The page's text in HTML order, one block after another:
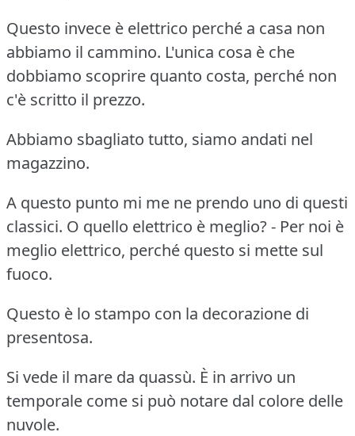
Questo invece è elettrico perché a casa non
abbiamo il cammino. L'unica cosa è che
dobbiamo scoprire quanto costa, perché non
c'è scritto il prezzo.
Abbiamo sbagliato tutto, siamo andati nel
magazzino.
A questo punto mi me ne prendo uno di questi
classici. O quello elettrico è meglio? - Per noi è
meglio elettrico, perché questo si mette sul
fuoco.
Questo è lo stampo con la decorazione di
presentosa.
Si vede il mare da quassù. È in arrivo un
temporale come si può notare dal colore delle
nuvole.